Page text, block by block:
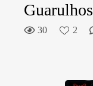
Guarulhos
30 2